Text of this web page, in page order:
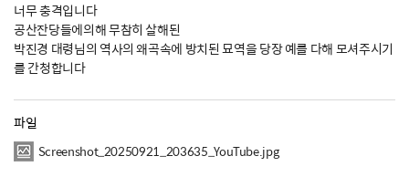
너무 충격입니다
공산잔당들에의해 무참히 살해된
박진경 대령님의 역사의 왜곡속에 방치된 묘역을 당장 예를 다해 모셔주시기
를 간청합니다
파일
Screenshot_20250921_203635_YouTube.jpg